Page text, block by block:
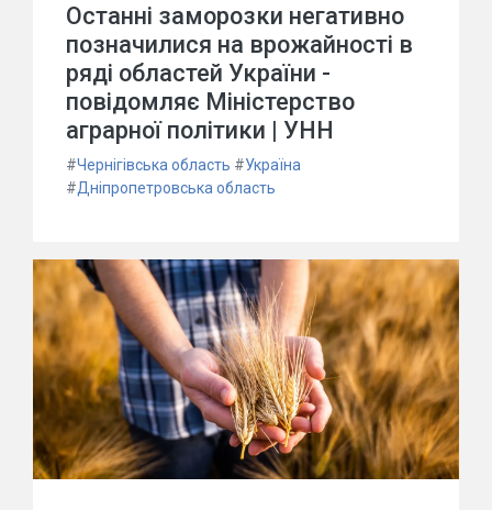
Останні заморозки негативно
позначилися на врожайності в
ряді областей України -
повідомляє Міністерство
аграрної політики | УНН
#Чернігівська область #Україна
#Дніпропетровська область